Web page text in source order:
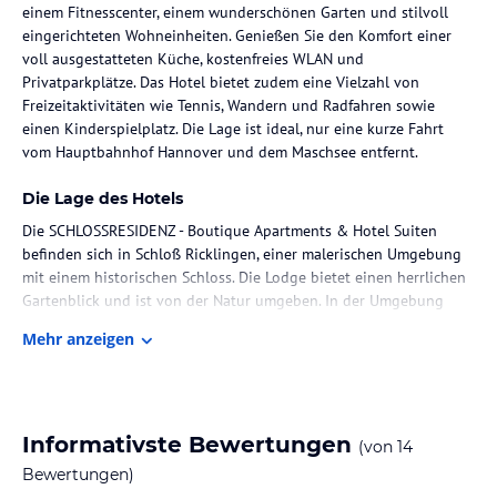
einem Fitnesscenter, einem wunderschönen Garten und stilvoll
eingerichteten Wohneinheiten. Genießen Sie den Komfort einer
voll ausgestatteten Küche, kostenfreies WLAN und
Privatparkplätze. Das Hotel bietet zudem eine Vielzahl von
Freizeitaktivitäten wie Tennis, Wandern und Radfahren sowie
einen Kinderspielplatz. Die Lage ist ideal, nur eine kurze Fahrt
vom Hauptbahnhof Hannover und dem Maschsee entfernt.
Die Lage des Hotels
Die SCHLOSSRESIDENZ - Boutique Apartments & Hotel Suiten
befinden sich in Schloß Ricklingen, einer malerischen Umgebung
mit einem historischen Schloss. Die Lodge bietet einen herrlichen
Gartenblick und ist von der Natur umgeben. In der Umgebung
Hauptbahnhof Hannover ist nur 20 km entfernt und der Maschsee,
Zimmer / Unterbringung im Hotel
Mehr anzeigen
Informativste Bewertungen (von 14
Bewertungen)